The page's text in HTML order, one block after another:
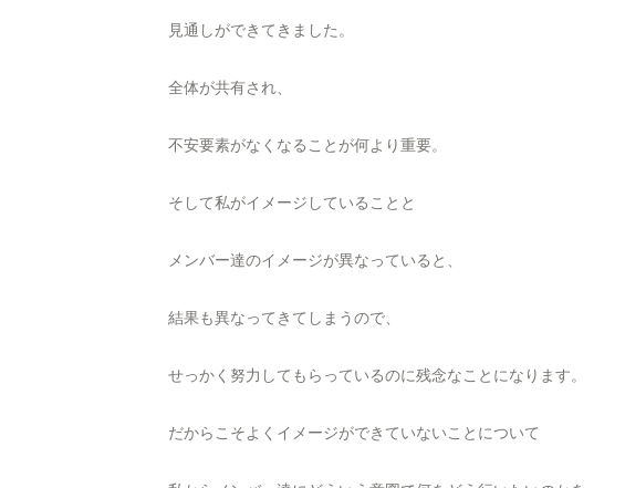
見通しができてきました。
全体が共有され、
不安要素がなくなることが何より重要。
そして私がイメージしていることと
メンバー達のイメージが異なっていると、
結果も異なってきてしまうので、
せっかく努力してもらっているのに残念なことになります。
だからこそよくイメージができていないことについて